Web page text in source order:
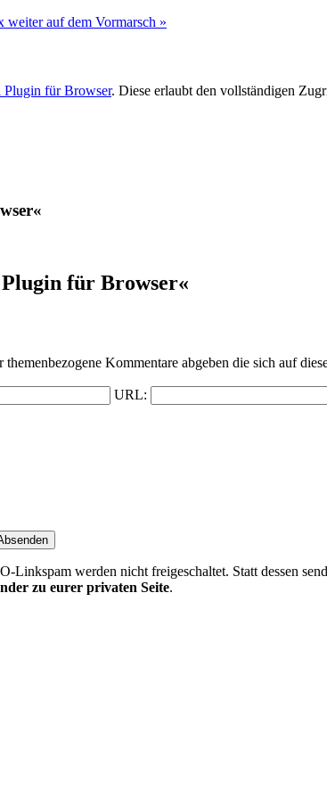
auf dem Vormarsch »
Plugin für Browser. Diese erlaubt den vollständigen
für Browser«
Kommentare abgeben die sich auf
URL:
Linkspam werden nicht freigeschaltet. Statt dessen
zu eurer privaten Seite.